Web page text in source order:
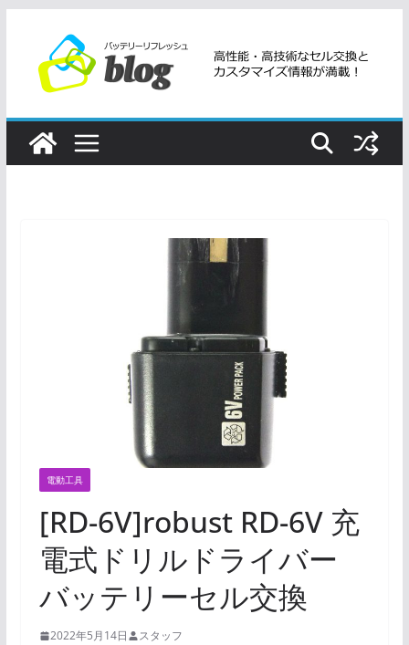
ツ
電動工具
[RD-6V]robust RD-6V 充
電式ドリルドライバー
バッテリーセル交換
2022年5月14日 スタッフ